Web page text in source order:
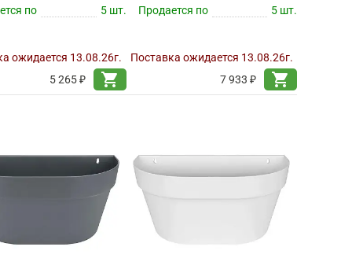
по
5 шт.
ожидается 13.08.26г.
5 265 ₽
shopping_cart
Продается по
5 шт.
Поставка ожидается 13.08.26г.
7 933 ₽
shopping_cart